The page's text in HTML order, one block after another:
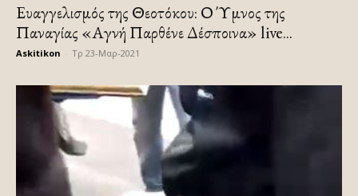
Ευαγγελισμός της Θεοτόκου: Ο Ύμνος της
Παναγίας «Αγνή Παρθένε Δέσποινα» live...
Askitikon Τρ 23-Μαρ-2021